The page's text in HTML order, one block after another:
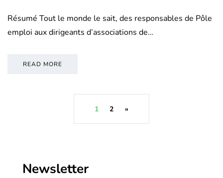
Résumé Tout le monde le sait, des responsables de Pôle
emploi aux dirigeants d’associations de…
READ MORE
1 2 »
Newsletter